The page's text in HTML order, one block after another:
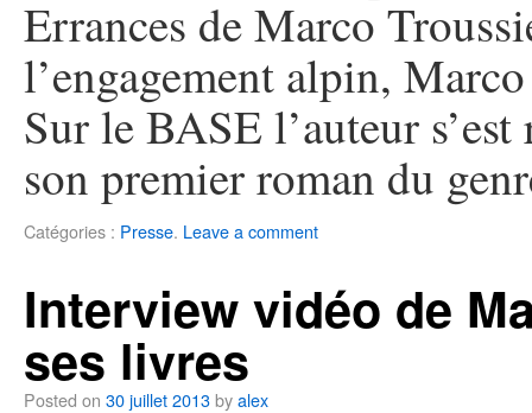
Errances de Marco
l’engagement alpin,
Sur le BASE l’auteur
son premier roman du
Catégories : Presse. Leave a comment
Interview vidéo de
ses livres
Posted on 30 juillet 2013byalex